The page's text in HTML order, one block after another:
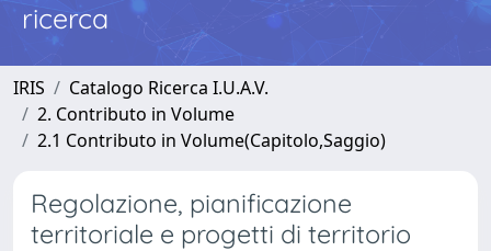
ricerca
IRIS
Catalogo Ricerca I.U.A.V.
2. Contributo in Volume
2.1 Contributo in Volume(Capitolo,Saggio)
Regolazione, pianificazione
territoriale e progetti di territorio